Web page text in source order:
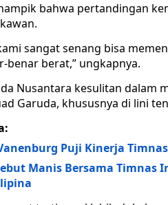
bahwa pertandingan
sangat senang bisa
benar berat,” ungkapnya.
Nusantara kesulitan dalam
Garuda, khususnya di lini
Puji Kinerja
Manis Bersama Timnas